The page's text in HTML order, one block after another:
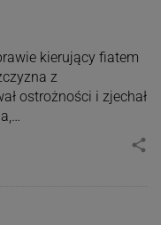
kierujący fiatem
z
ostrożności i zjechał
share